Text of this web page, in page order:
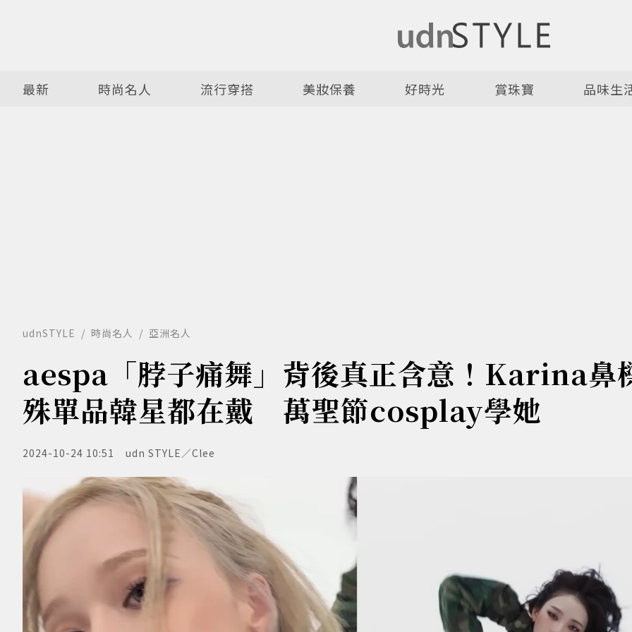
最新 時尚名人 流行穿搭 美妝保養 好時光 賞珠寶 品味生
udnSTYLE 時尚名人 亞洲名人
aespa「脖子痛舞」背後真正含意！Karina鼻
殊單品韓星都在戴 萬聖節cosplay學她
2024-10-24 10:51 udn STYLE／Clee